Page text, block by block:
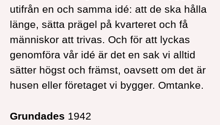
utifrån en och samma idé: att de ska hålla
länge, sätta prägel på kvarteret och få
människor att trivas. Och för att lyckas
genomföra vår idé är det en sak vi alltid
sätter högst och främst, oavsett om det är
husen eller företaget vi bygger. Omtanke.
Grundades 1942